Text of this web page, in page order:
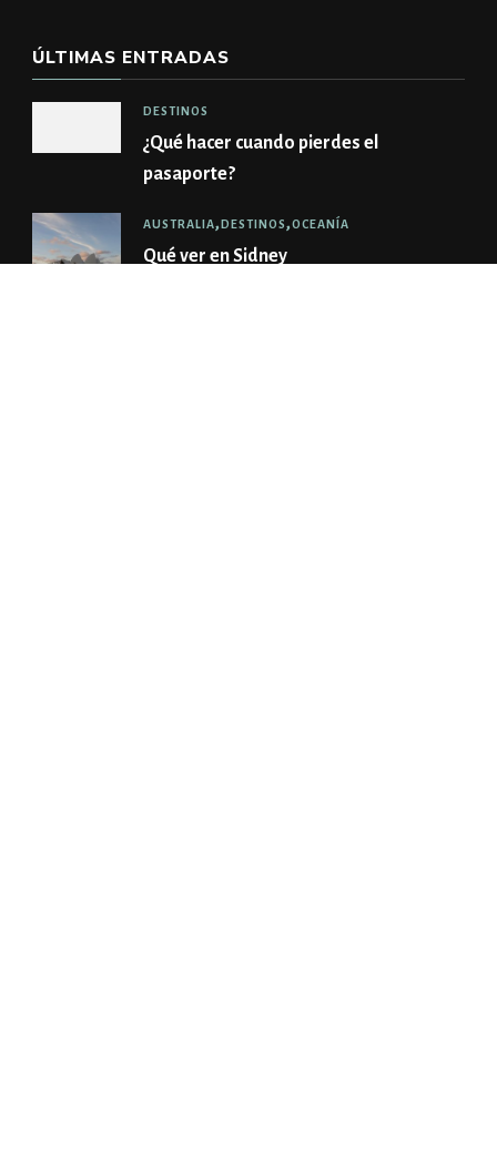
ÚLTIMAS ENTRADAS
DESTINOS
¿Qué hacer cuando pierdes el
pasaporte?
AUSTRALIA DESTINOS OCEANÍA
Qué ver en Sidney